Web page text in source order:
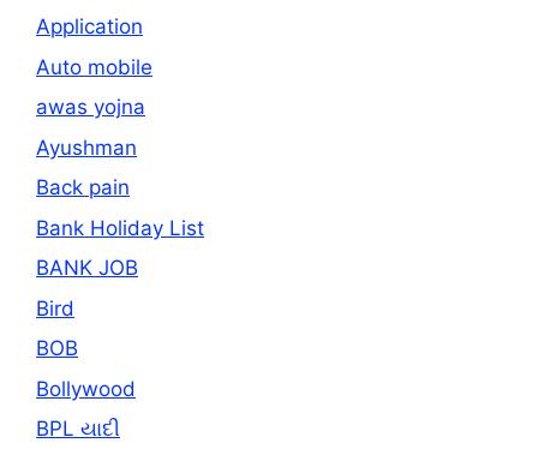
Application
Auto mobile
awas yojna
Ayushman
Back pain
Bank Holiday List
BANK JOB
Bird
BOB
Bollywood
BPL યાદી